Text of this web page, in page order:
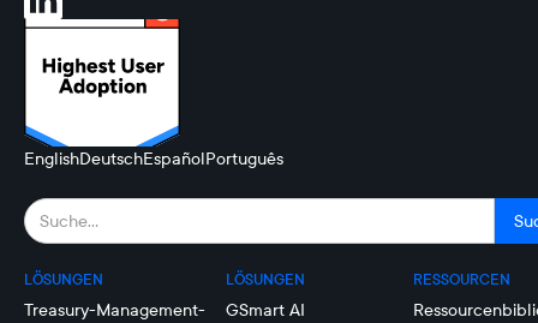
EnglishDeutschEspañolPortuguês
LÖSUNGEN
Treasury-Management-
LÖSUNGEN
GSmart AI
RESSOURCEN